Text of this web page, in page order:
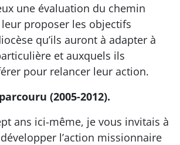
une évaluation du chemin
proposer les objectifs
qu’ils auront à adapter à
et auxquels ils
pour relancer leur action.
(2005-2012).
ans ici-même, je vous invitais à
l’action missionnaire